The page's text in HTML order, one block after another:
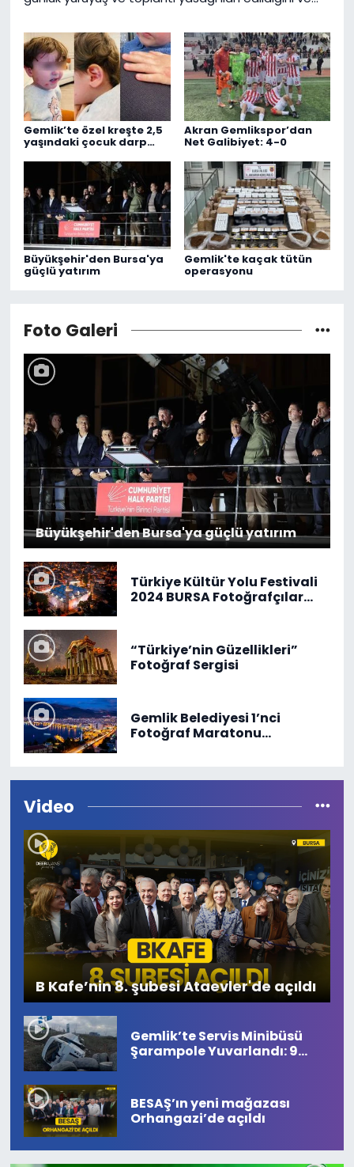
Gemlik’te özel kreşte 2,5
yaşındaki çocuk darp
Akran Gemlikspor’dan
Net Galibiyet: 4-0
Büyükşehir'den Bursa'ya
güçlü yatırım
Gemlik'te kaçak tütün
operasyonu
Foto Galeri
Büyükşehir'den Bursa'ya güçlü yatırım
Türkiye Kültür Yolu Festivali
2024 BURSA Fotoğrafçılar
“Türkiye’nin Güzellikleri”
Fotoğraf Sergisi
Gemlik Belediyesi 1’nci
Fotoğraf Maratonu
Video
B Kafe’nin 8. şubesi Ataevler'de açıldı
Gemlik’te Servis Minibüsü
Şarampole Yuvarlandı: 9
BESAŞ’ın yeni mağazası
Orhangazi’de açıldı